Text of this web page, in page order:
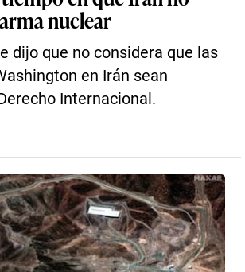
nuclear
dijo que no considera que las
en Irán sean
Internacional.